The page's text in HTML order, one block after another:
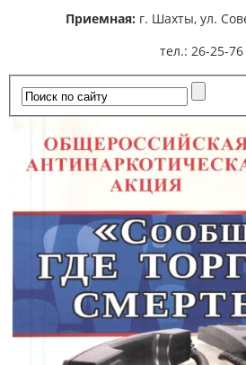
Приемная: г. Шахты, ул.
тел.: 26-25-76